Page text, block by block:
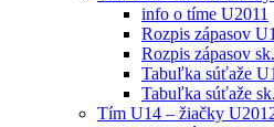
info o tíme U2011
Rozpis zápasov
Rozpis zápasov
Tabuľka súťaže
Tabuľka súťaže
Tím U14 – žiačky